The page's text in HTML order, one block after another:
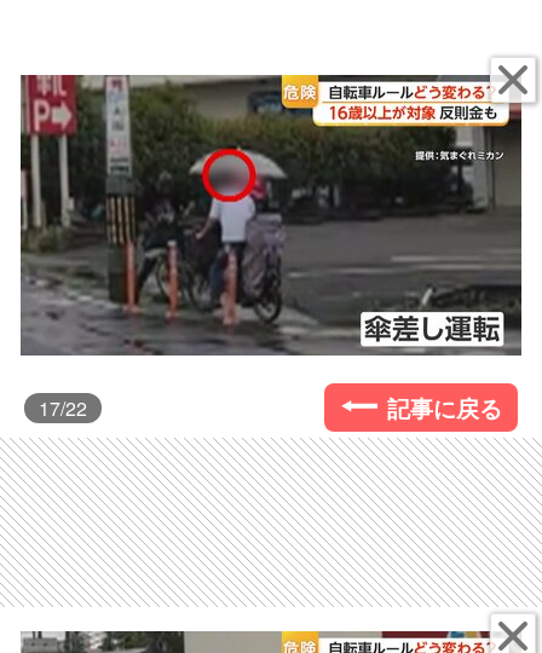
17/22 記事に戻る